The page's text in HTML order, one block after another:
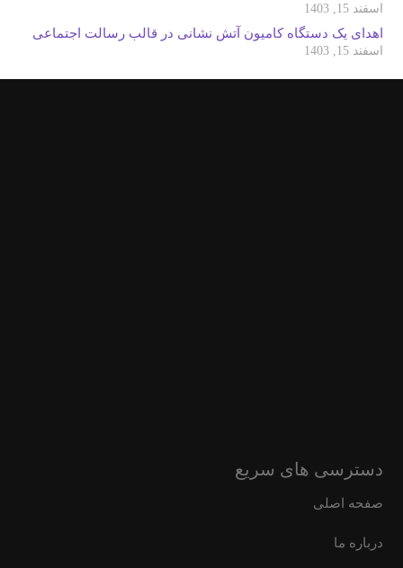
اسفند 15, 1403
اهدای یک دستگاه کامیون آتش نشانی در قالب رسالت اجتماعی
اسفند 15, 1403
دسترسی های سریع
صفحه اصلی
درباره ما